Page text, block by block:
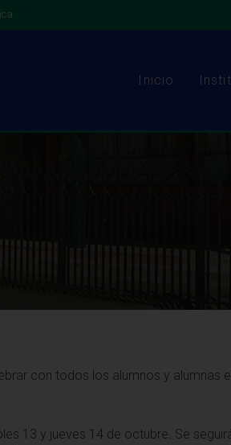
Inicio
con todos los alumnos y alumnas
13 y jueves 14 de octubre. Se